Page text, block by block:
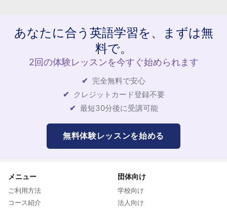
あなたに合う英語学習を、まずは無
料で。
2回の体験レッスンを今すぐ始められます
完全無料で安心
クレジットカード登録不要
最短30分後に受講可能
無料体験レッスンを始める
メニュー
ご利用方法
コース紹介
団体向け
学校向け
法人向け